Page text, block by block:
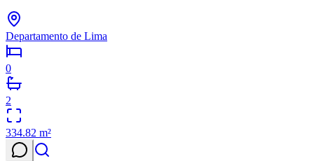
Departamento de Lima
0
2
334.82 m²